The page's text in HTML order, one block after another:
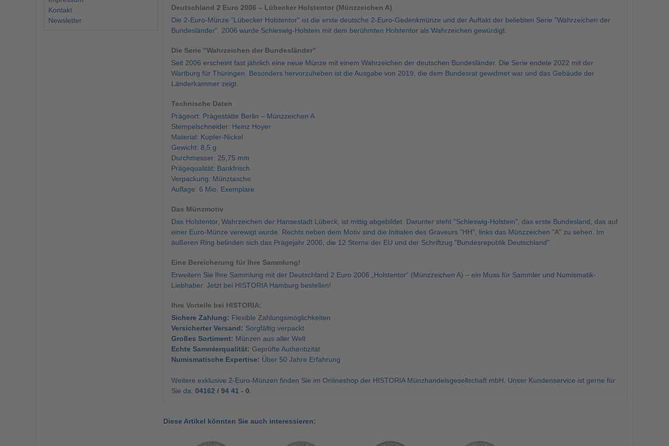
Deutschland 2 Euro 2006 – Lübecker Holstentor (Münzzeichen A)
Die 2-Euro-Münze "Lübecker Holstentor" ist die erste deutsche 2-Euro-Gedenkmünze und der Auftakt der beliebten Serie "Wahrzeichen der
Bundesländer". 2006 wurde Schleswig-Holstein mit dem berühmten Holstentor als Wahrzeichen gewürdigt.
Die Serie "Wahrzeichen der Bundesländer"
Seit 2006 erscheint fast jährlich eine neue Münze mit einem Wahrzeichen der deutschen Bundesländer. Die Serie endete 2022 mit der
Wartburg für Thüringen. Besonders hervorzuheben ist die Ausgabe von 2019, die dem Bundesrat gewidmet war und das Gebäude der
Länderkammer zeigt.
Technische Daten
Prägeort: Prägestätte Berlin – Münzzeichen A
Stempelschneider: Heinz Hoyer
Material: Kupfer-Nickel
Gewicht: 8,5 g
Durchmesser: 25,75 mm
Prägequalität: Bankfrisch
Verpackung: Münztasche
Auflage: 6 Mio. Exemplare
Das Münzmotiv
Das Holstentor, Wahrzeichen der Hansestadt Lübeck, ist mittig abgebildet. Darunter steht "Schleswig-Holstein", das erste Bundesland, das auf
einer Euro-Münze verewigt wurde. Rechts neben dem Motiv sind die Initialen des Graveurs "HH", links das Münzzeichen "A" zu sehen. Im
äußeren Ring befinden sich das Prägejahr 2006, die 12 Sterne der EU und der Schriftzug "Bundesrepublik Deutschland".
Eine Bereicherung für Ihre Sammlung!
Erweitern Sie Ihre Sammlung mit der Deutschland 2 Euro 2006 „Holstentor“ (Münzzeichen A) – ein Muss für Sammler und Numismatik-
Liebhaber. Jetzt bei HISTORIA Hamburg bestellen!
Ihre Vorteile bei HISTORIA:
Sichere Zahlung: Flexible Zahlungsmöglichkeiten
Versicherter Versand: Sorgfältig verpackt
Großes Sortiment: Münzen aus aller Welt
Echte Sammlerqualität: Geprüfte Authentizität
Numismatische Expertise: Über 50 Jahre Erfahrung
Weitere exklusive 2-Euro-Münzen finden Sie im Onlineshop der HISTORIA Münzhandelsgesellschaft mbH. Unser Kundenservice ist gerne für
Sie da: 04162 / 94 41 - 0
Diese Artikel könnten Sie auch interessieren:
Kontakt
Newsletter